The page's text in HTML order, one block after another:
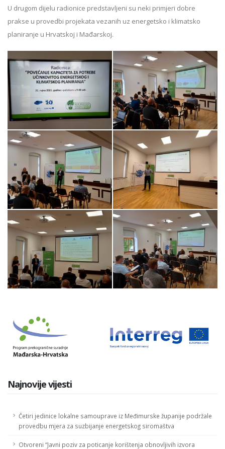
U drugom dijelu radionice predstavljeni su neki primjeri dobre
prakse u provedbi projekata vezanih uz energetsko i klimatsko
planiranje u Hrvatskoj i Mađarskoj.
Najnovije vijesti
Četiri jedinice lokalne samouprave iz Međimurske županije podržale
provedbu mjera za suzbijanje energetskog siromaštva
Otvoreni “Javni poziv za poticanje korištenja obnovljivih izvora